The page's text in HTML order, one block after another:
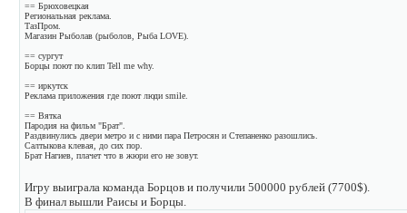
== Брюховецкая
Региональная реклама.
ТазПром.
Магазин Рыболав (рыболов, Рыба LOVE).
== сургут
Борцы поют по клип Tell me why.
== иркутск
Реклама приложения где поют люди smile.
== Вятка
Пародия на фильм "Брат".
Раздвинулись двери метро и с ними пара Петросян и Степаненко разошлись.
Салтыкова клевая, до сих пор.
Брат Нагиев, плачет что в жюри его не зовут.
Игру выиграла команда Борцов и получили 500000 рублей (7700$).
В финал вышли Раисы и Борцы.